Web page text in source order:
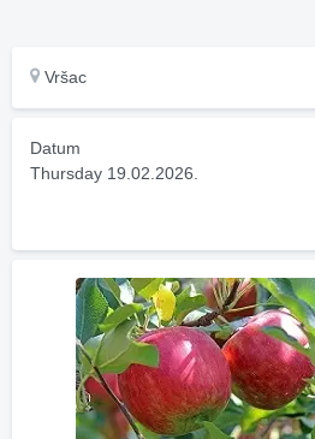
Vršac
Datum
Thursday 19.02.2026.